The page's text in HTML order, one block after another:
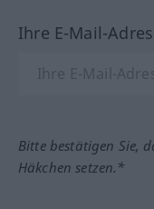
Ihre E-Mail-
Bitte bestätigen Sie,
Häkchen setzen.*